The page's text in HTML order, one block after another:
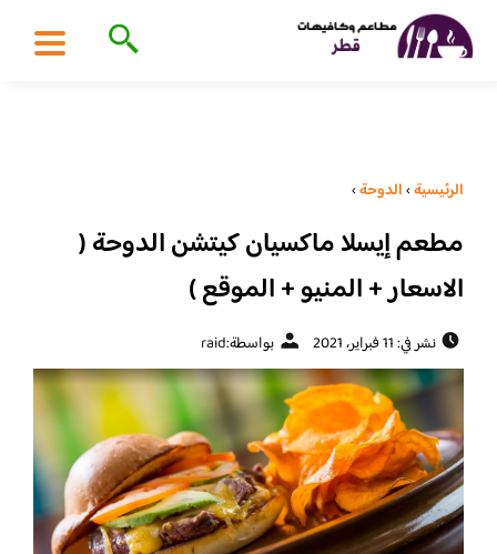
الرئيسية›الدوحة›
مطعم إيسلا ماكسيان كيتشن الدوحة (
الاسعار + المنيو + الموقع )
نشر في: 11 فبراير، 2021 بواسطة:raid